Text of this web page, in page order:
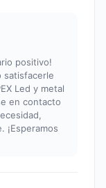
positivo!
satisfacerle
Led y metal
en contacto
¡Esperamos